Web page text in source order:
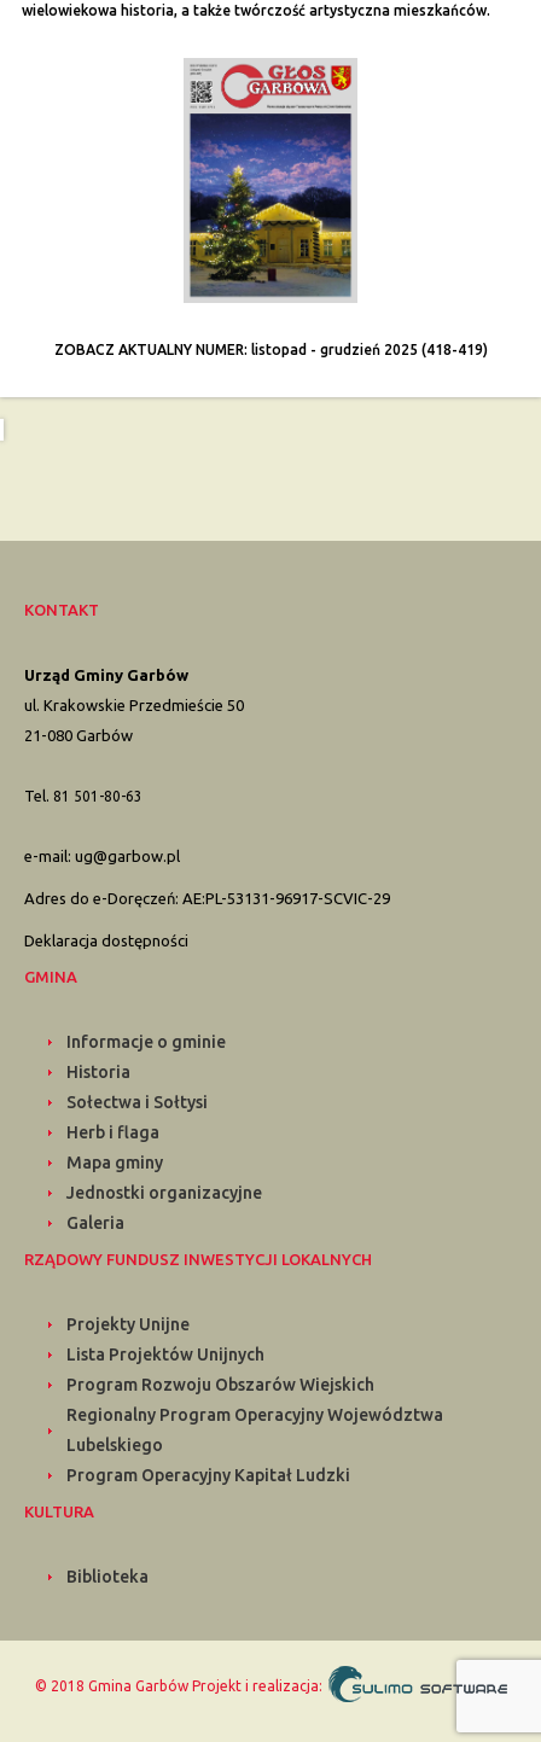
wielowiekowa historia, a także twórczość artystyczna mieszkańców.
ZOBACZ AKTUALNY NUMER: listopad - grudzień 2025 (418-419)
KONTAKT
Urząd Gminy Garbów
ul. Krakowskie Przedmieście 50
21-080 Garbów
Tel. 81 501-80-63
e-mail: ug@garbow.pl
Adres do e-Doręczeń: AE:PL-53131-96917-SCVIC-29
Deklaracja dostępności
GMINA
Informacje o gminie
Historia
Sołectwa i Sołtysi
Herb i flaga
Mapa gminy
Jednostki organizacyjne
Galeria
RZĄDOWY FUNDUSZ INWESTYCJI LOKALNYCH
Projekty Unijne
Lista Projektów Unijnych
Program Rozwoju Obszarów Wiejskich
Regionalny Program Operacyjny Województwa
Lubelskiego
Program Operacyjny Kapitał Ludzki
KULTURA
Biblioteka
© 2018 Gmina Garbów Projekt i realizacja: